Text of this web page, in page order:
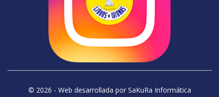
© 2026 - Web desarrollada por SaKuRa Informática